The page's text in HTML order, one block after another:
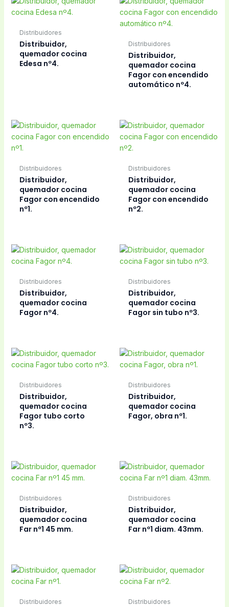
Distribuidores
Distribuidor,
quemador cocina
Edesa nº4.
Distribuidores
Distribuidor,
quemador cocina
Fagor con encendido
automático nº4.
Distribuidores
Distribuidor,
quemador cocina
Fagor con encendido
nº1.
Distribuidores
Distribuidor,
quemador cocina
Fagor con encendido
nº2.
Distribuidores
Distribuidor,
quemador cocina
Fagor nº4.
Distribuidores
Distribuidor,
quemador cocina
Fagor sin tubo nº3.
Distribuidores
Distribuidor,
quemador cocina
Fagor tubo corto
nº3.
Distribuidores
Distribuidor,
quemador cocina
Fagor, obra nº1.
Distribuidores
Distribuidor,
quemador cocina
Far nº1 45 mm.
Distribuidores
Distribuidor,
quemador cocina
Far nº1 diam. 43mm.
Distribuidores Distribuidores